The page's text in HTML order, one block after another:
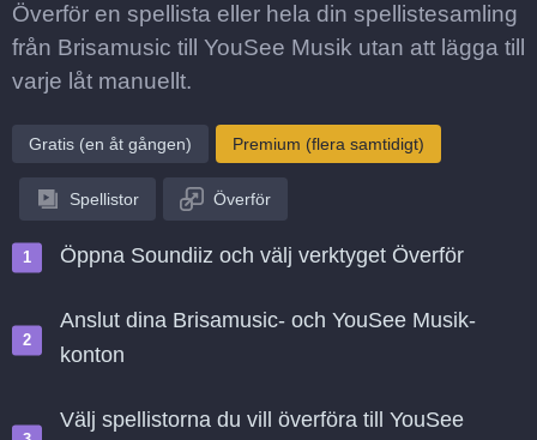
Överför en spellista eller hela din spellistesamling
från Brisamusic till YouSee Musik utan att lägga till
varje låt manuellt.
Gratis (en åt gången) Premium (flera samtidigt)
Spellistor Överför
Öppna Soundiiz och välj verktyget Överför
Anslut dina Brisamusic- och YouSee Musik-
konton
Välj spellistorna du vill överföra till YouSee